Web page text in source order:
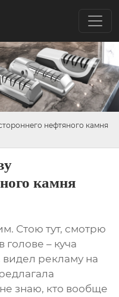
нефтяного камня
камня
Стою тут, смотрю
голове – куча
рекламу на
знаю, кто вообще